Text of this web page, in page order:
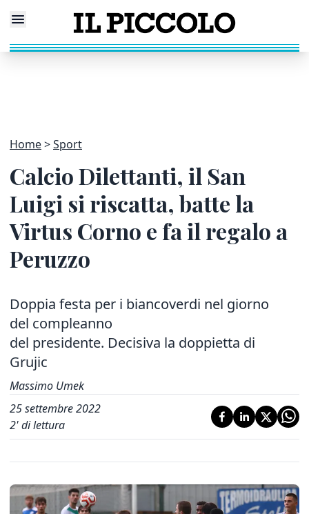
Home Sport
Calcio Dilettanti, il San
Luigi si riscatta, batte la
Virtus Corno e fa il regalo a
Peruzzo
Doppia festa per i biancoverdi nel giorno
del compleanno
del presidente. Decisiva la doppietta di
Grujic
Massimo Umek
25 settembre 2022
2' di lettura